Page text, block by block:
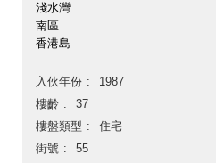
淺水灣
南區
香港島
入伙年份
1987
樓齡
37
樓盤類型
住宅
街號
55